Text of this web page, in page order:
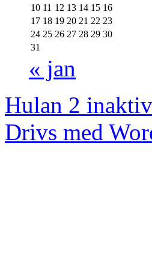
10 11 12 13 14 15 16
17 18 19 20 21 22 23
24 25 26 27 28 29 30
31
« jan
Hulan 2
Drivs med